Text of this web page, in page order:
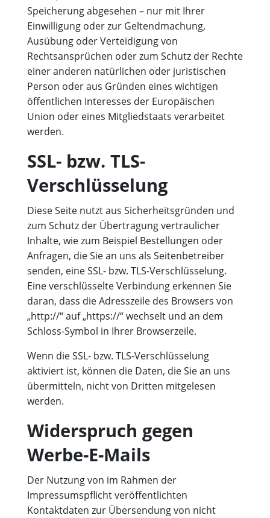
Speicherung abgesehen – nur mit Ihrer
Einwilligung oder zur Geltendmachung,
Ausübung oder Verteidigung von
Rechtsansprüchen oder zum Schutz der Rechte
einer anderen natürlichen oder juristischen
Person oder aus Gründen eines wichtigen
öffentlichen Interesses der Europäischen
Union oder eines Mitgliedstaats verarbeitet
werden.
SSL- bzw. TLS-
Verschlüsselung
Diese Seite nutzt aus Sicherheitsgründen und
zum Schutz der Übertragung vertraulicher
Inhalte, wie zum Beispiel Bestellungen oder
Anfragen, die Sie an uns als Seitenbetreiber
senden, eine SSL- bzw. TLS-Verschlüsselung.
Eine verschlüsselte Verbindung erkennen Sie
daran, dass die Adresszeile des Browsers von
„http://“ auf „https://“ wechselt und an dem
Schloss-Symbol in Ihrer Browserzeile.
Wenn die SSL- bzw. TLS-Verschlüsselung
aktiviert ist, können die Daten, die Sie an uns
übermitteln, nicht von Dritten mitgelesen
werden.
Widerspruch gegen
Werbe-E-Mails
Der Nutzung von im Rahmen der
Impressumspflicht veröffentlichten
Kontaktdaten zur Übersendung von nicht